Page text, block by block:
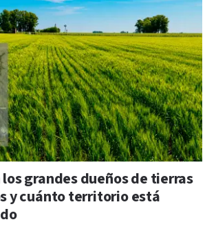
los grandes dueños de tierras
y cuánto territorio está